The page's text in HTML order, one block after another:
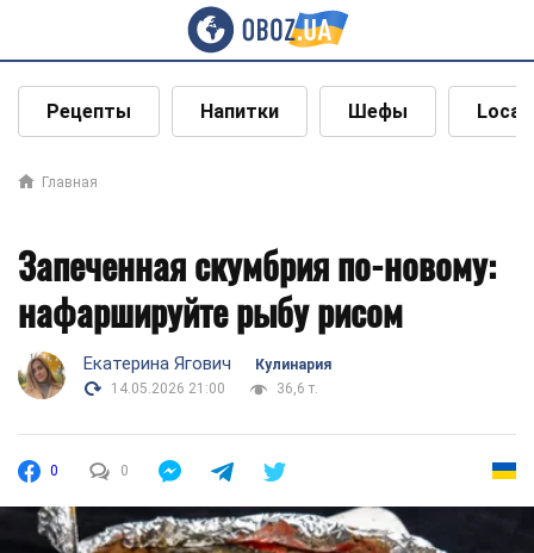
Рецепты Напитки Шефы Local
Главная
Запеченная скумбрия по-новому:
нафаршируйте рыбу рисом
Екатерина Ягович
Кулинария
14.05.2026 21:00
36,6 т.
0 0